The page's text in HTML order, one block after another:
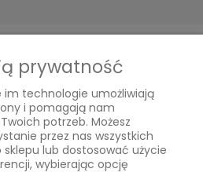
prywatność
im technologie umożliwiają
i pomagają nam
potrzeb. Możesz
przez nas wszystkich
lub dostosować użycie
wybierając opcję